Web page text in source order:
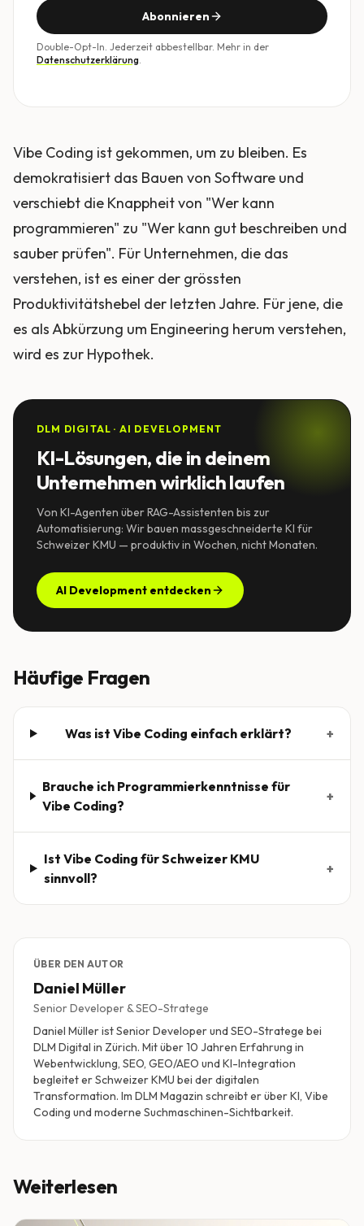
Abonnieren
Double-Opt-In. Jederzeit abbestellbar. Mehr in der
Datenschutzerklärung
Vibe Coding ist gekommen, um zu bleiben. Es
demokratisiert das Bauen von Software und
verschiebt die Knappheit von "Wer kann
programmieren" zu "Wer kann gut beschreiben und
sauber prüfen". Für Unternehmen, die das
verstehen, ist es einer der grössten
Produktivitätshebel der letzten Jahre. Für jene, die
es als Abkürzung um Engineering herum verstehen,
wird es zur Hypothek.
DLM DIGITAL · AI DEVELOPMENT
KI-Lösungen, die in deinem
Unternehmen wirklich laufen
Von KI-Agenten über RAG-Assistenten bis zur
Automatisierung: Wir bauen massgeschneiderte KI für
Schweizer KMU — produktiv in Wochen, nicht Monaten.
AI Development entdecken
Häufige Fragen
Was ist Vibe Coding einfach erklärt? +
Brauche ich Programmierkenntnisse für
Vibe Coding?
+
Ist Vibe Coding für Schweizer KMU
sinnvoll?
+
ÜBER DEN AUTOR
Daniel Müller
Senior Developer & SEO-Stratege
Daniel Müller ist Senior Developer und SEO-Stratege bei
DLM Digital in Zürich. Mit über 10 Jahren Erfahrung in
Webentwicklung, SEO, GEO/AEO und KI-Integration
begleitet er Schweizer KMU bei der digitalen
Transformation. Im DLM Magazin schreibt er über KI, Vibe
Coding und moderne Suchmaschinen-Sichtbarkeit.
Weiterlesen